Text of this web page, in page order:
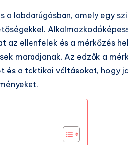
labdarúgásban, amely egy
az ellenfelek és a mérkőzés
maradjanak. Az edzők a
és a taktikai váltásokat, hogy